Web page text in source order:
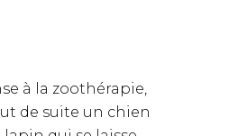
à la zoothérapie,
de suite un chien